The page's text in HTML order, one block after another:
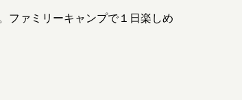
ファミリーキャンプで１日楽しめ